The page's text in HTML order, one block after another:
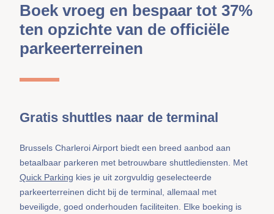
Boek vroeg en bespaar tot 37%
ten opzichte van de officiële
parkeerterreinen
Gratis shuttles naar de terminal
Brussels Charleroi Airport biedt een breed aanbod aan
betaalbaar parkeren met betrouwbare shuttlediensten. Met
Quick Parking kies je uit zorgvuldig geselecteerde
parkeerterreinen dicht bij de terminal, allemaal met
beveiligde, goed onderhouden faciliteiten. Elke boeking is